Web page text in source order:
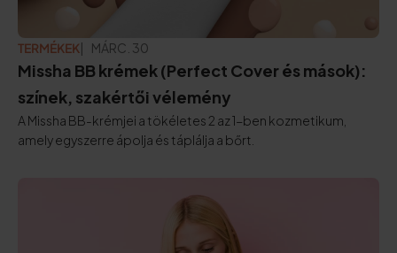
TERMÉKEK FRISSÍTVE:
MÁRC. 30
Missha BB krémek (Perfect Cover és mások):
színek, szakértői vélemény
A Missha BB-krémjei a tökéletes 2 az 1-ben kozmetikum,
amely egyszerre ápolja és táplálja a bőrt.